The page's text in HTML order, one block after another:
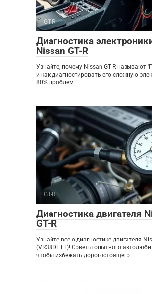
GT-R
Диагностика
Nissan GT-R
Узнайте, почему Nissan GT-R называют
и как диагностировать его сложную
80% проблем
GT-R
Диагностика двигателя
GT-R
Узнайте все о диагностике двигателя
(VR38DETT)! Советы опытного
чтобы избежать дорогостоящего